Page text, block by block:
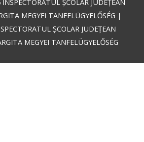
INSPECTORATUL ȘCOLAR JUDEȚEAN
MEGYEI TANFELÜGYELŐSÉG |
ȘCOLAR JUDEȚEAN
MEGYEI TANFELÜGYELŐSÉG